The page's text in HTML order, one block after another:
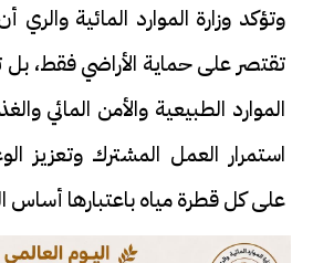
وتؤكد وزارة الموارد المائية
تقتصر على حماية الأراضي فقط،
الموارد الطبيعية والأمن المائي
استمرار العمل المشترك وتعزيز
على كل قطرة مياه باعتبارها أساس